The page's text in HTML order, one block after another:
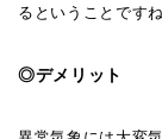
るということですね
◎デメリット